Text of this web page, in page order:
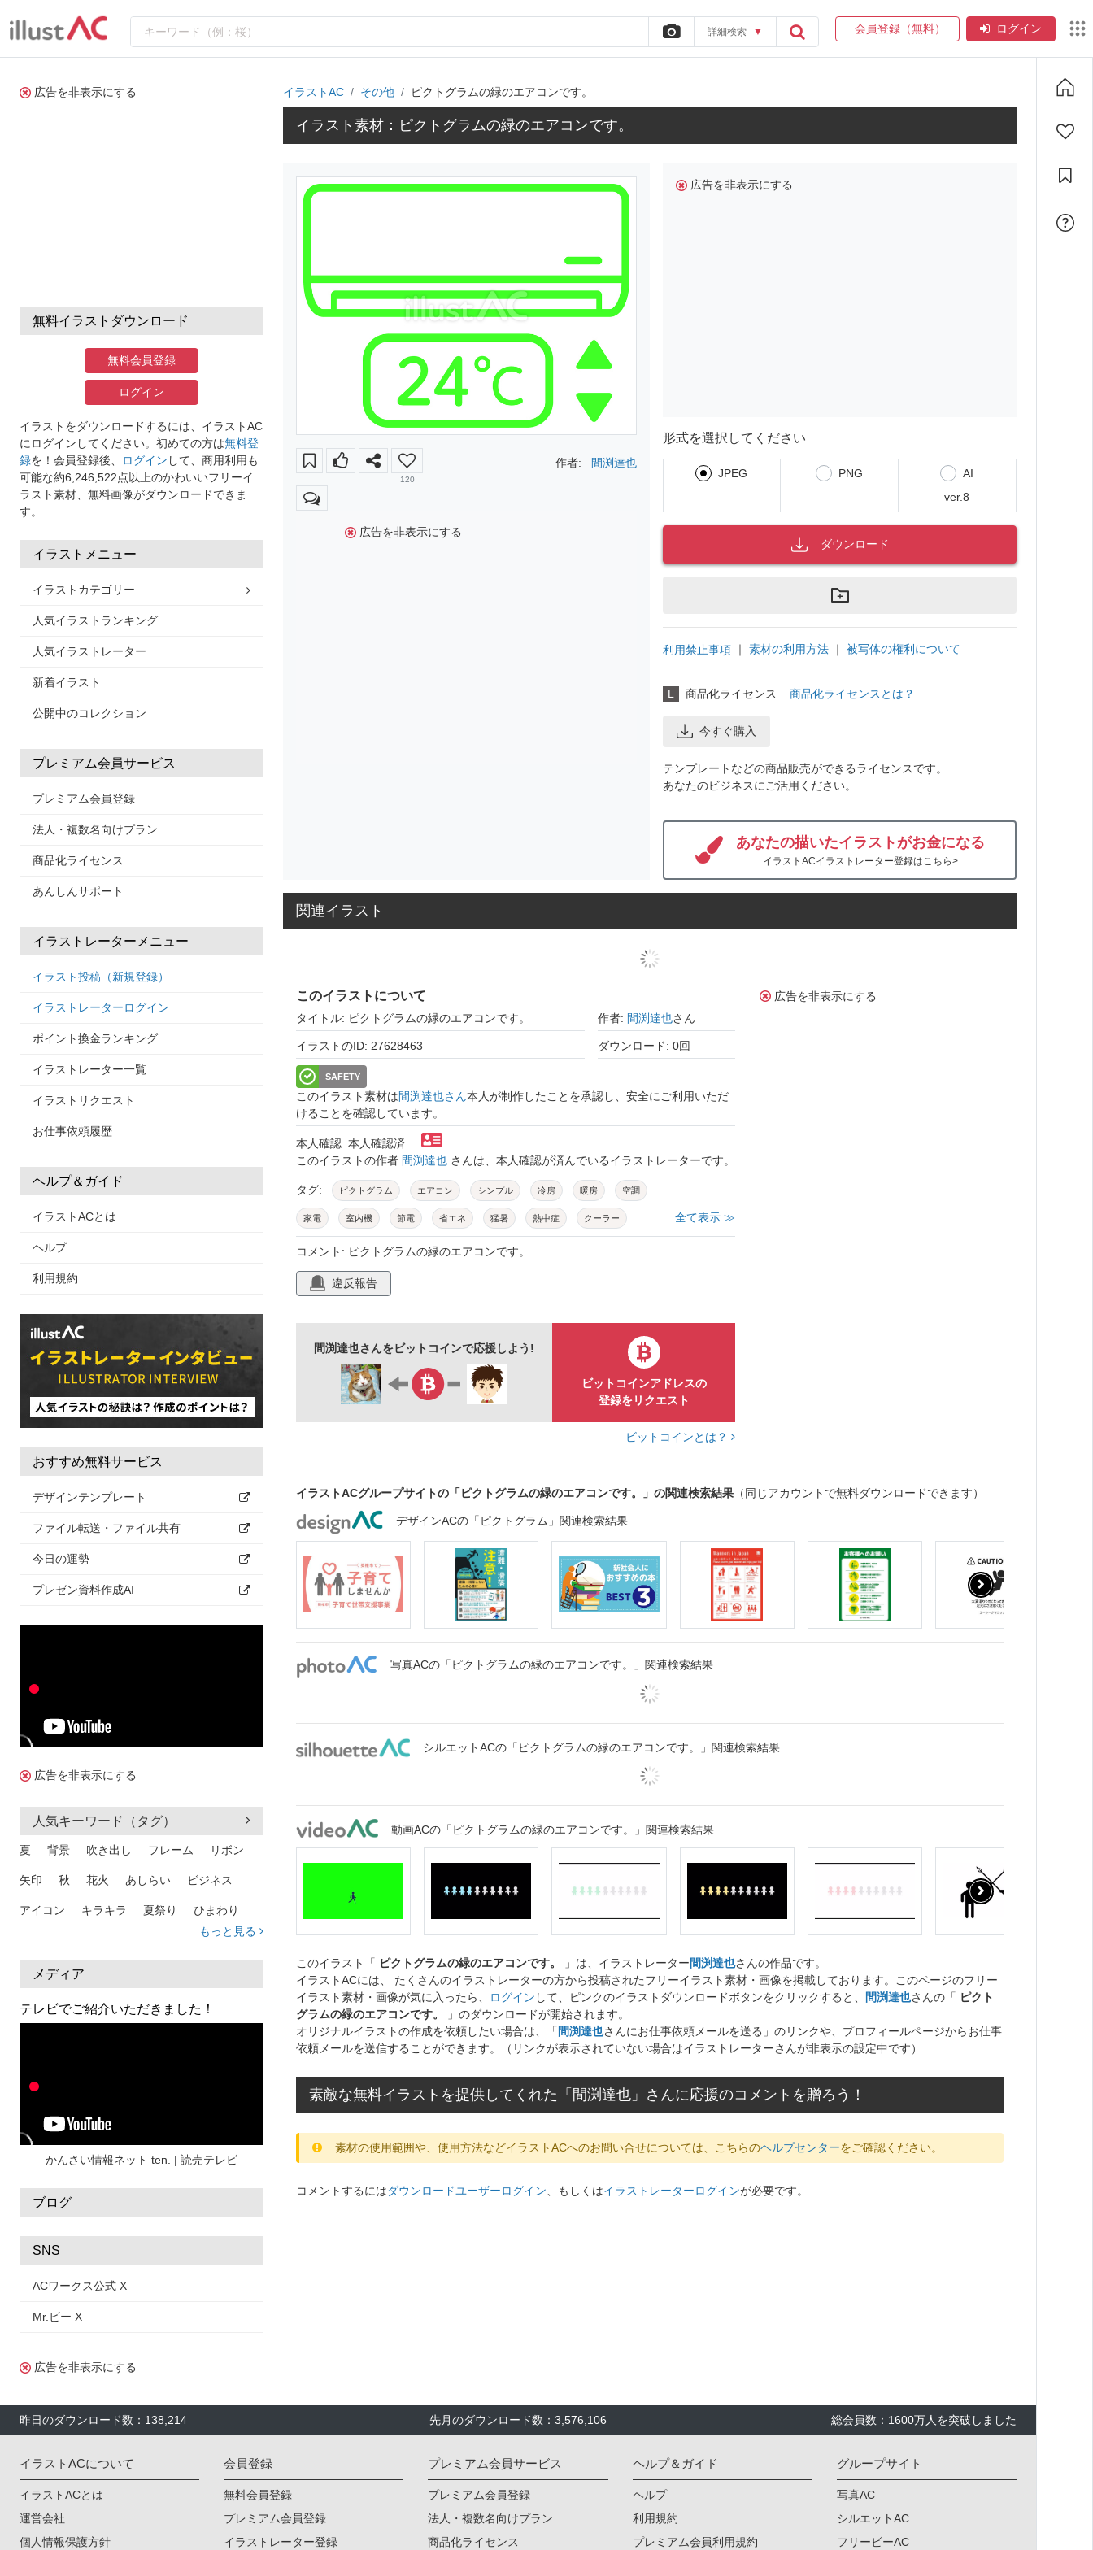
詳細検索 ▼ 会員登録（無料） ログイン
広告を非表示にする
無料イラストダウンロード
無料会員登録
ログイン
イラストをダウンロードするには、イラストAC
にログインしてください。初めての方は無料登
録を！会員登録後、 ログイン して、商用利用も
可能な約6,246,522点以上のかわいいフリーイ
ラスト素材、無料画像がダウンロードできま
す。
イラストメニュー
イラストカテゴリー
人気イラストランキング
人気イラストレーター
新着イラスト
公開中のコレクション
プレミアム会員サービス
プレミアム会員登録
法人・複数名向けプラン
商品化ライセンス
あんしんサポート
イラストレーターメニュー
イラスト投稿（新規登録）
イラストレーターログイン
ポイント換金ランキング
イラストレーター一覧
イラストリクエスト
お仕事依頼履歴
ヘルプ＆ガイド
イラストACとは
ヘルプ
利用規約
おすすめ無料サービス
デザインテンプレート
ファイル転送・ファイル共有
今日の運勢
プレゼン資料作成AI
広告を非表示にする
人気キーワード（タグ）
夏 背景 吹き出し フレーム リボン
矢印 秋 花火 あしらい ビジネス
アイコン キラキラ 夏祭り ひまわり
熱中症
人物 暑中見舞い
日本地図 海
集中線
スケジュール
もっと見る
メディア
テレビでご紹介いただきました！
かんさい情報ネット ten. | 読売テレビ
ブログ
SNS
ACワークス公式 X
Mr.ビー X
広告を非表示にする
イラストAC その他 ピクトグラムの緑のエアコンです。
イラスト素材：ピクトグラムの緑のエアコンです。
120
作者: 間渕達也
広告を非表示にする
広告を非表示にする
形式を選択してください
JPEG PNG
AI
ver.8
ダウンロード
利用禁止事項 ｜ 素材の利用方法 ｜ 被写体の権利について
L 商品化ライセンス 商品化ライセンスとは？
今すぐ購入
テンプレートなどの商品販売ができるライセンスです。
あなたのビジネスにご活用ください。
あなたの描いたイラストがお金になる
イラストACイラストレーター登録はこちら>
関連イラスト
このイラストについて
タイトル: ピクトグラムの緑のエアコンです。 作者: 間渕達也さん
イラストのID: 27628463 ダウンロード: 0回
SAFETY
このイラスト素材は間渕達也さん本人が制作したことを承認し、安全にご利用いただ
けることを確認しています。
本人確認: 本人確認済
このイラストの作者 間渕達也 さんは、本人確認が済んでいるイラストレーターです。
タグ: ピクトグラム エアコン シンプル 冷房 暖房 空調
家電 室内機 節電 省エネ 猛暑 熱中症 クーラー
除湿 温度 快適 換気 送風
フィルター 緑
全て表示 ≫
コメント: ピクトグラムの緑のエアコンです。
違反報告
間渕達也さんをビットコインで応援しよう!
ビットコインアドレスの
登録をリクエスト
ビットコインとは？
広告を非表示にする
イラストACグループサイトの「ピクトグラムの緑のエアコンです。」の関連検索結果 （同じアカウントで無料ダウンロードできます）
デザインACの「ピクトグラム」関連検索結果
写真ACの「ピクトグラムの緑のエアコンです。」関連検索結果
シルエットACの「ピクトグラムの緑のエアコンです。」関連検索結果
動画ACの「ピクトグラムの緑のエアコンです。」関連検索結果
このイラスト「 ピクトグラムの緑のエアコンです。 」は、イラストレーター間渕達也さんの作品です。
イラストACには、 たくさんのイラストレーターの方から投稿されたフリーイラスト素材・画像を掲載しております。このページのフリー
イラスト素材・画像が気に入ったら、
ログイン して、ピンクのイラストダウンロードボタンをクリックすると、 間渕達也さんの「 ピクト
グラムの緑のエアコンです。
」のダウンロードが開始されます。
オリジナルイラストの作成を依頼したい場合は、「間渕達也さんにお仕事依頼メールを送る」のリンクや、プロフィールページからお仕事
依頼メールを送信することができます。（リンクが表示されていない場合はイラストレーターさんが非表示の設定中です）
素敵な無料イラストを提供してくれた「間渕達也」さんに応援のコメントを贈ろう！
素材の使用範囲や、使用方法などイラストACへのお問い合せについては、こちらのヘルプセンターをご確認ください。
コメントするにはダウンロードユーザーログイン 、もしくはイラストレーターログインが必要です。
昨日のダウンロード数：138,214 先月のダウンロード数：3,576,106 総会員数：1600万人を突破しました
イラストACについて
イラストACとは
運営会社
個人情報保護方針
会員登録
無料会員登録
プレミアム会員登録
イラストレーター登録
プレミアム会員サービス
プレミアム会員登録
法人・複数名向けプラン
商品化ライセンス
ヘルプ＆ガイド
ヘルプ
利用規約
プレミアム会員利用規約
グループサイト
写真AC
シルエットAC
フリービーAC